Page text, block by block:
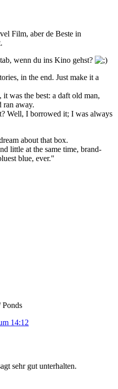
Film, aber de Beste in
wenn du ins Kino gehst?
in the end. Just make it a
was the best: a daft old man,
ran away.
Well, I borrowed it; I was always
about that box.
little at the same time, brand-
blue, ever."
Ponds
14:12
sehr gut unterhalten.